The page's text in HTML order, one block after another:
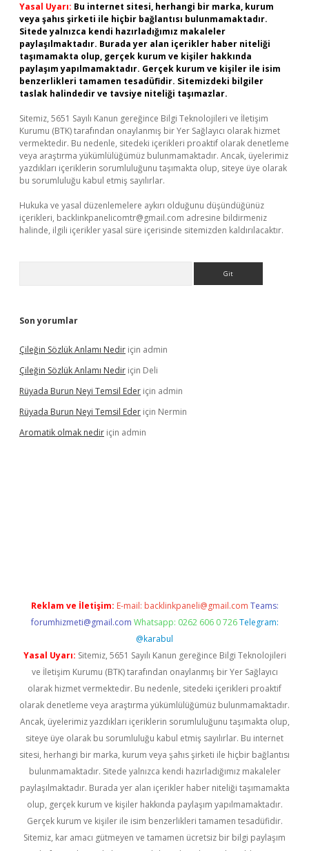
Yasal Uyarı: Bu internet sitesi, herhangi bir marka, kurum
veya şahıs şirketi ile hiçbir bağlantısı bulunmamaktadır.
Sitede yalnızca kendi hazırladığımız makaleler
paylaşılmaktadır. Burada yer alan içerikler haber niteliği
taşımamakta olup, gerçek kurum ve kişiler hakkında
paylaşım yapılmamaktadır. Gerçek kurum ve kişiler ile isim
benzerlikleri tamamen tesadüfidir. Sitemizdeki bilgiler
taslak halindedir ve tavsiye niteliği taşımazlar.
Sitemiz, 5651 Sayılı Kanun gereğince Bilgi Teknolojileri ve İletişim
Kurumu (BTK) tarafından onaylanmış bir Yer Sağlayıcı olarak hizmet
vermektedir. Bu nedenle, sitedeki içerikleri proaktif olarak denetleme
veya araştırma yükümlülüğümüz bulunmamaktadır. Ancak, üyelerimiz
yazdıkları içeriklerin sorumluluğunu taşımakta olup, siteye üye olarak
bu sorumluluğu kabul etmiş sayılırlar.
Hukuka ve yasal düzenlemelere aykırı olduğunu düşündüğünüz
içerikleri, backlinkpanelicomtr@gmail.com adresine bildirmeniz
halinde, ilgili içerikler yasal süre içerisinde sitemizden kaldırılacaktır.
Son yorumlar
Çileğin Sözlük Anlamı Nedir için admin
Çileğin Sözlük Anlamı Nedir için Deli
Rüyada Burun Neyi Temsil Eder için admin
Rüyada Burun Neyi Temsil Eder için Nermin
Aromatik olmak nedir için admin
Reklam ve İletişim: E-mail: backlinkpaneli@gmail.com Teams:
forumhizmeti@gmail.com Whatsapp: 0262 606 0 726 Telegram:
@karabul
Yasal Uyarı: Sitemiz, 5651 Sayılı Kanun gereğince Bilgi Teknolojileri
ve İletişim Kurumu (BTK) tarafından onaylanmış bir Yer Sağlayıcı
olarak hizmet vermektedir. Bu nedenle, sitedeki içerikleri proaktif
olarak denetleme veya araştırma yükümlülüğümüz bulunmamaktadır.
Ancak, üyelerimiz yazdıkları içeriklerin sorumluluğunu taşımakta olup,
siteye üye olarak bu sorumluluğu kabul etmiş sayılırlar. Bu internet
sitesi, herhangi bir marka, kurum veya şahıs şirketi ile hiçbir bağlantısı
bulunmamaktadır. Sitede yalnızca kendi hazırladığımız makaleler
paylaşılmaktadır. Burada yer alan içerikler haber niteliği taşımamakta
olup, gerçek kurum ve kişiler hakkında paylaşım yapılmamaktadır.
Gerçek kurum ve kişiler ile isim benzerlikleri tamamen tesadüfidir.
Sitemiz, kar amacı gütmeyen ve tamamen ücretsiz bir bilgi paylaşım